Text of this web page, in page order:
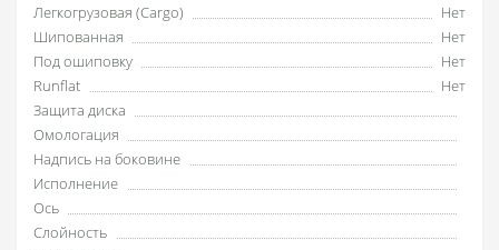
Легкогрузовая (Cargo)
Нет
Шипованная
Нет
Под ошиповку
Нет
Runflat
Нет
Защита диска
Омологация
Надпись на боковине
Исполнение
Ось
Слойность